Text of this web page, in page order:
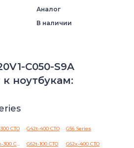
Аналог
В наличии
C050-S9A
ноутбукам:
CTO G42t-400 CTO G56 Series
G62m-300 CTO G62t-100 CTO G62x-400 CTO